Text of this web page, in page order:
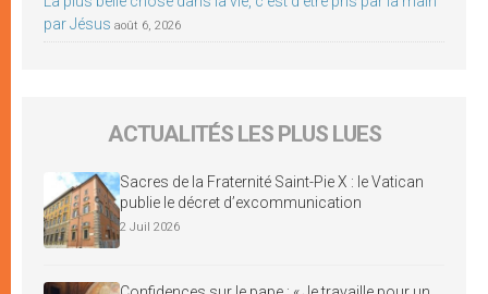
par Jésus août 6, 2026
ACTUALITÉS LES PLUS LUES
Sacres de la Fraternité Saint-Pie X : le Vatican
publie le décret d’excommunication
2 Juil 2026